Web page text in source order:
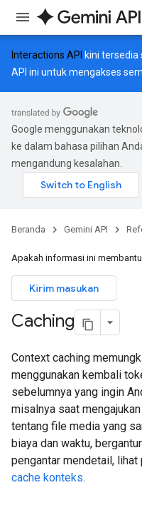
Interactions API kini tersedia
API ini untuk mengakses
Google menggunakan
ke dalam bahasa pilihan
mengandung kesalahan.
Beranda Gemini API
Apakah informasi ini
Kirim masukan
Caching
Context caching
menggunakan kembali
sebelumnya yang ingin
misalnya saat
tentang file media yang
biaya dan waktu,
pengantar mendetail, lihat
cache konteks.